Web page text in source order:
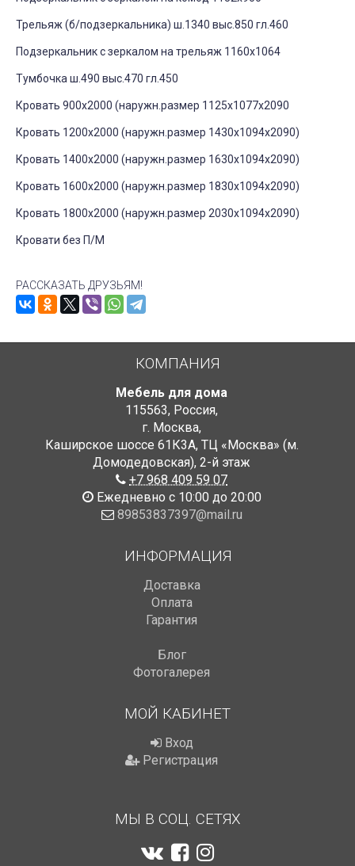
Трельяж (б/подзеркальника) ш.1340 выс.850 гл.460
Подзеркальник с зеркалом на трельяж 1160х1064
Тумбочка ш.490 выс.470 гл.450
Кровать 900x2000 (наружн.размер 1125х1077х2090
Кровать 1200x2000 (наружн.размер 1430х1094х2090)
Кровать 1400x2000 (наружн.размер 1630х1094х2090)
Кровать 1600x2000 (наружн.размер 1830х1094х2090)
Кровать 1800x2000 (наружн.размер 2030х1094х2090)
Кровати без П/М
РАССКАЗАТЬ ДРУЗЬЯМ!
КОМПАНИЯ
Мебель для дома
115563, Россия,
г. Москва,
Каширское шоссе 61К3А, ТЦ «Москва» (м.
Домодедовская), 2-й этаж
+7 968 409 59 07
Ежедневно с 10:00 до 20:00
89853837397@mail.ru
ИНФОРМАЦИЯ
Доставка
Оплата
Гарантия
Блог
Фотогалерея
МОЙ КАБИНЕТ
Вход
Регистрация
МЫ В СОЦ. СЕТЯХ